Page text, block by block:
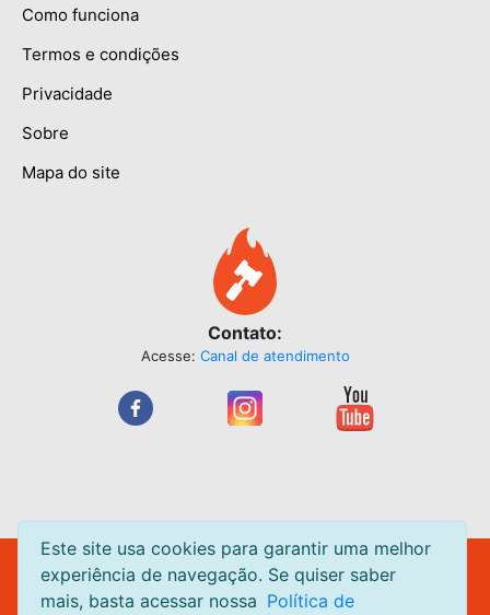
Como funciona
Termos e condições
Privacidade
Sobre
Mapa do site
Contato:
Acesse: Canal de atendimento
Leilão Quente Site de Leilão de Centavos. Leilões acontecendo
diariamente.
Este site usa cookies para garantir uma melhor
experiência de navegação. Se quiser saber
mais, basta acessar nossa Política de